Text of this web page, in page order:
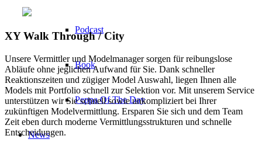
Podcast
Book
Peppa Of The Day
News
XY Walk Through / City
Unsere Vermittler und Modelmanager sorgen für reibungslose
Abläufe ohne jeglichen Aufwand für Sie. Dank schneller
Reaktionszeiten und zügiger Model Auswahl, liegen Ihnen alle
Models mit Portfolio schnell zur Selektion vor. Mit unserem Service
unterstützen wir Sie schnell sowie unkompliziert bei Ihrer
zukünftigen Modelvermittlung. Ersparen Sie sich und dem Team
Zeit eben durch moderne Vermittlungsstrukturen und schnelle
Entscheidungen.